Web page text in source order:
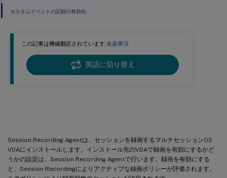
この記事は機械翻訳されています.免責事項
英語に切り替え
Session Recording Agentは、セッションを録画するマルチセッションOS
VDAにインストールします。インストール先のVDAで録画を有効にするかど
うかの設定は、Session Recording Agentで行います。録画を有効にする
と、Session Recordingによりアクティブな録画ポリシーが評価されます。
カスタムイベントの記録の有効化